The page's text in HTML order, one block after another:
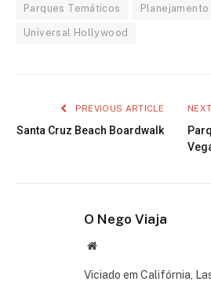
Parques Temáticos Planejamento
Universal Hollywood
PREVIOUS ARTICLE
Santa Cruz Beach Boardwalk
O Nego Viaja
Website
Viciado em Califórnia,